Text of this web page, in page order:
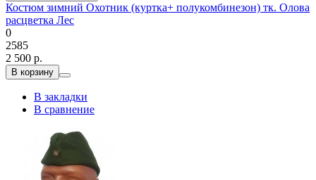
Костюм зимний Охотник (куртка+ полукомбинезон) тк. Олова
расцветка Лес
0
2585
2 500 р.
В корзину
В закладки
В сравнение